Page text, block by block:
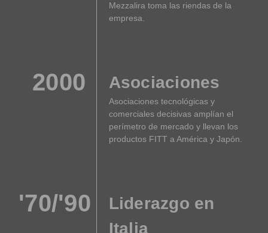
Mezzalira toma las riendas de la
empresa.
2000 Asociaciones
Asociaciones tecnológicas y
comerciales decisivas amplían el
perímetro de mercado y llevan los
productos FITT a América y Japón.
'70/'90
Liderazgo en
Italia